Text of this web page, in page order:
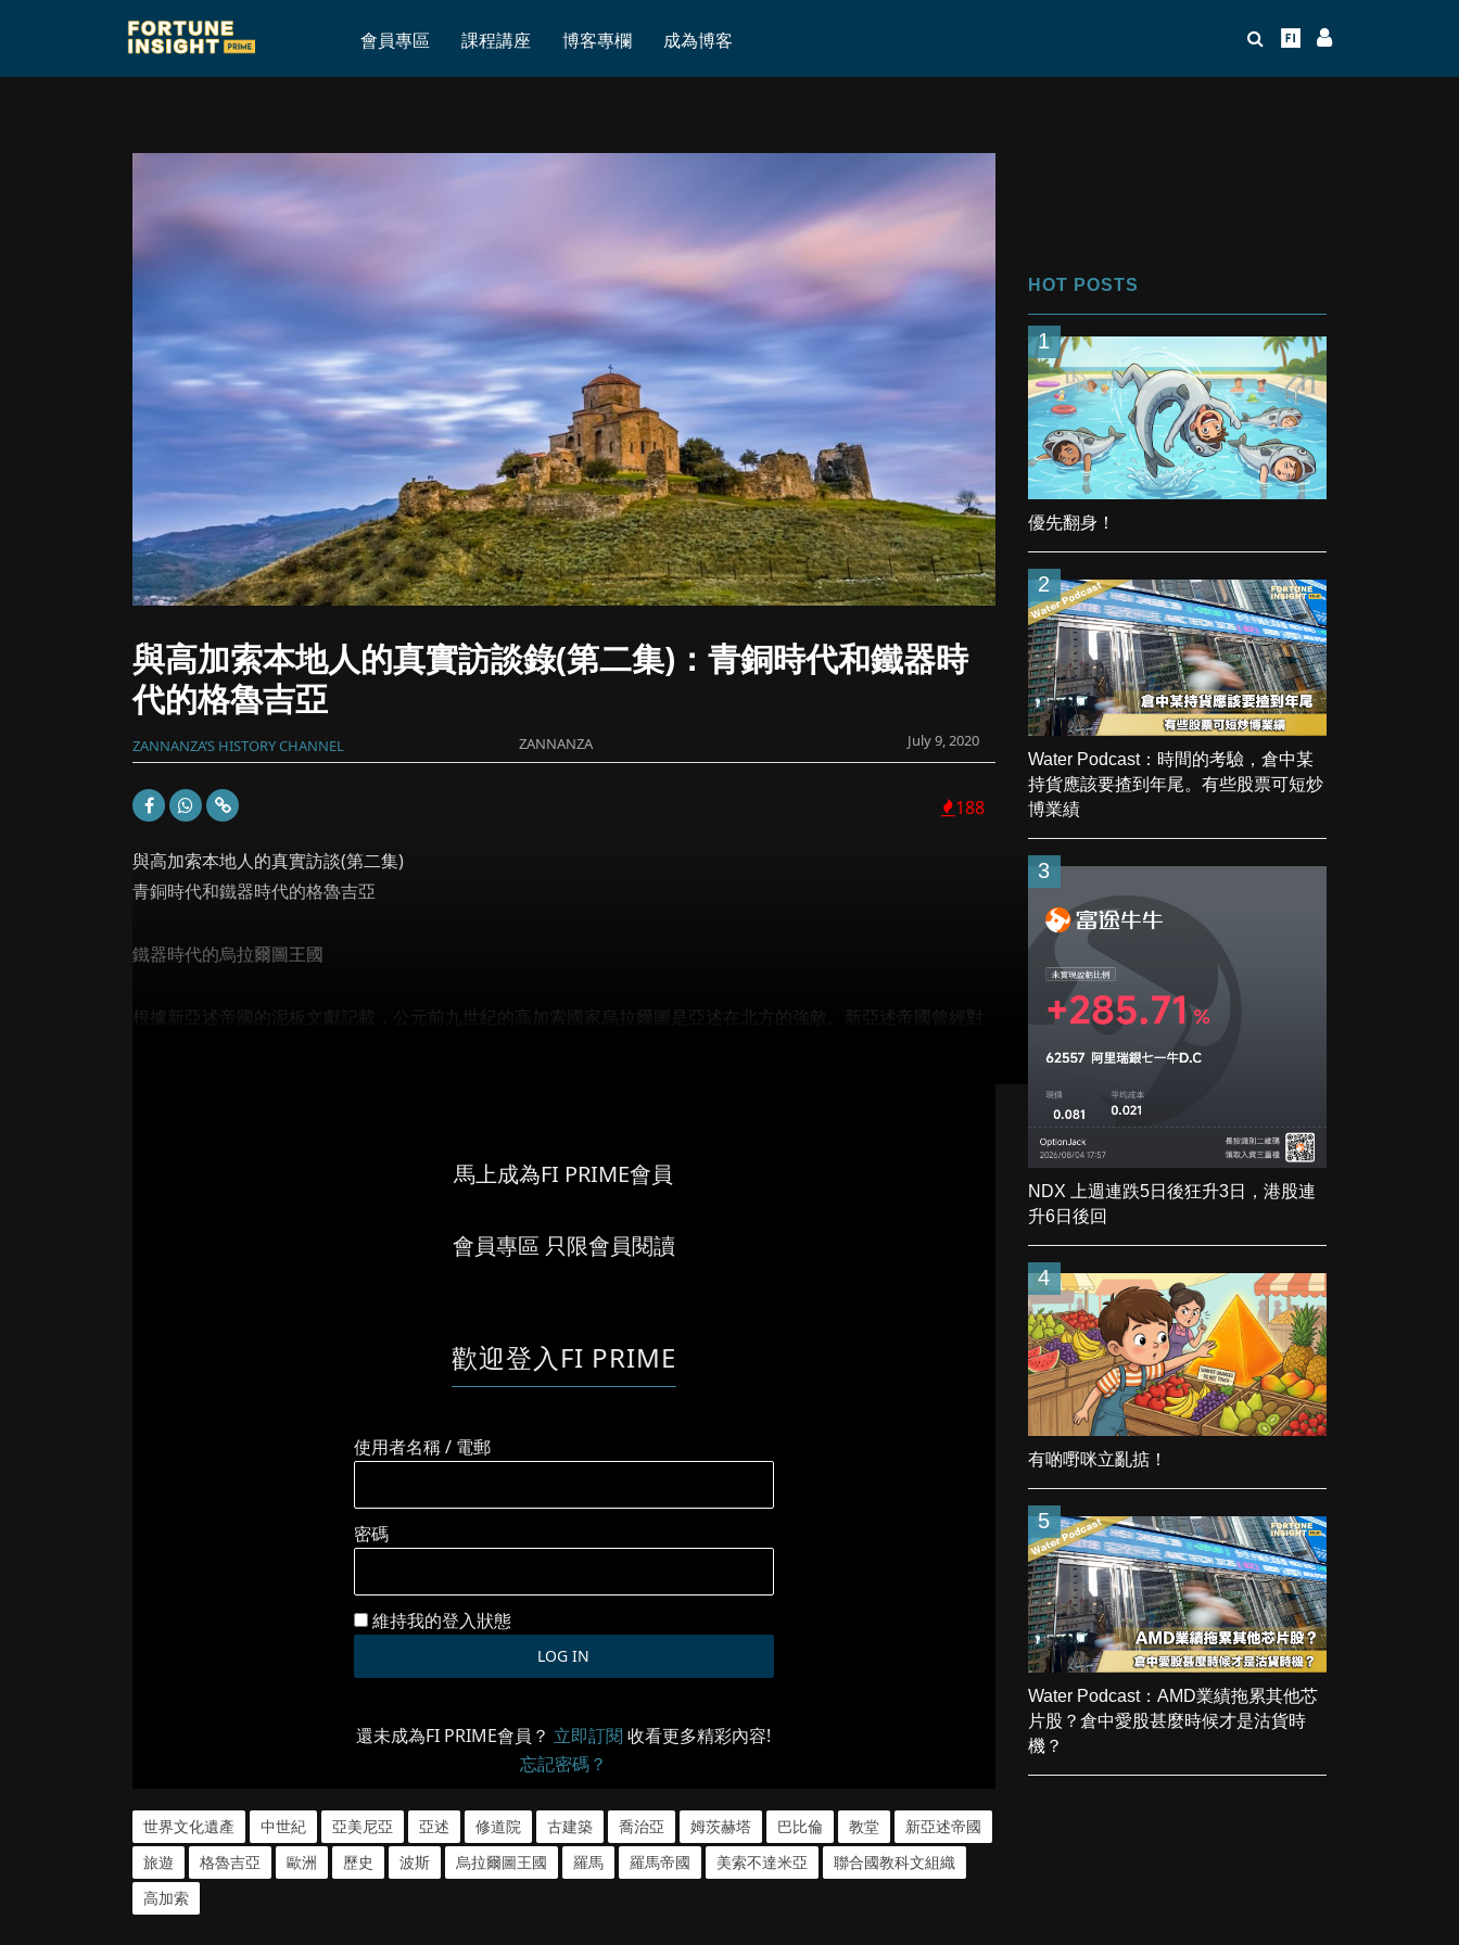
會員專區 課程講座 博客專欄 成為博客
與高加索本地人的真實訪談錄(第二集)：青銅時代和鐵器時代的格魯吉亞
與高加索本地人的真實訪談錄(第二集)：青銅時代和鐵器時
代的格魯吉亞
ZANNANZA’S HISTORY CHANNEL ZANNANZA July 9, 2020
188
與高加索本地人的真實訪談(第二集)
青銅時代和鐵器時代的格魯吉亞
鐵器時代的烏拉爾圖王國
根據新亞述帝國的泥板文獻記載，公元前九世紀的高加索國家烏拉爾圖是亞述在北方的強敵。新亞述帝國曾經對
馬上成為FI PRIME會員
會員專區 只限會員閱讀
歡迎登入FI PRIME
使用者名稱 / 電郵
密碼
維持我的登入狀態
還未成為FI PRIME會員？ 立即訂閱 收看更多精彩內容!
忘記密碼？
世界文化遺產 中世紀 亞美尼亞 亞述 修道院 古建築 喬治亞 姆茨赫塔 巴比倫 教堂
新亞述帝國
旅遊
格魯吉亞 歐洲 歷史 波斯 烏拉爾圖王國 羅馬 羅馬帝國 美索不達米亞
聯合國教科文組織
高加索
HOT POSTS
1
優先翻身！
2
Water Podcast：時間的考驗，倉中某
持貨應該要揸到年尾。有些股票可短炒
博業績
3
NDX 上週連跌5日後狂升3日，港股連
升6日後回
4
有啲嘢咪立亂掂！
5
Water Podcast：AMD業績拖累其他芯
片股？倉中愛股甚麼時候才是沽貨時
機？